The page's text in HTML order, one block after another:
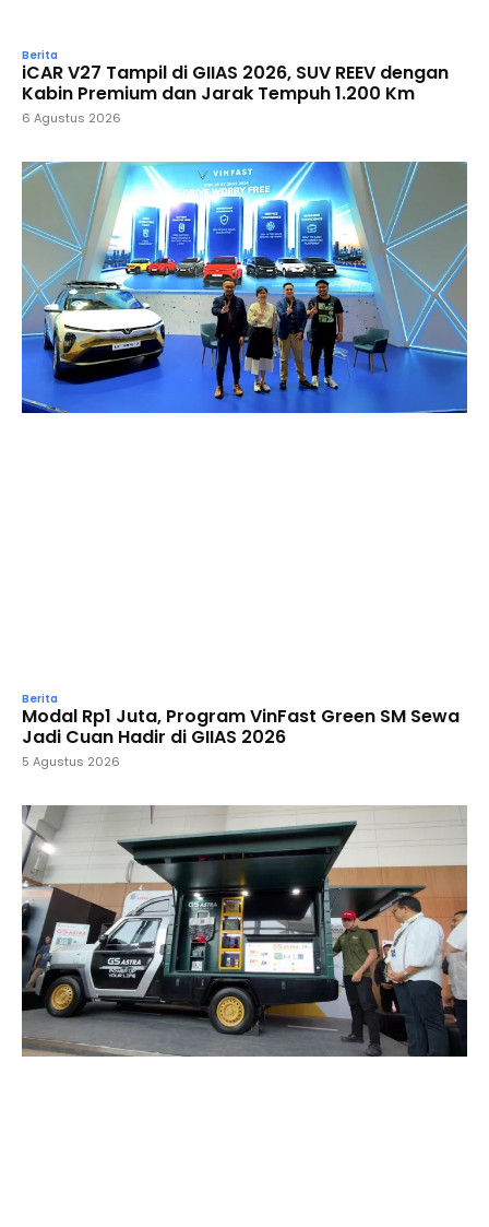
Berita
iCAR V27 Tampil di GIIAS 2026, SUV REEV dengan
Kabin Premium dan Jarak Tempuh 1.200 Km
6 Agustus 2026
Berita
Modal Rp1 Juta, Program VinFast Green SM Sewa
Jadi Cuan Hadir di GIIAS 2026
5 Agustus 2026